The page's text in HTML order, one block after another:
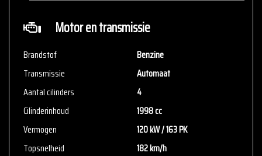
Motor en transmissie
Brandstof
Benzine
Transmissie
Automaat
Aantal cilinders
4
Cilinderinhoud
1998 cc
Vermogen
120 kW / 163 PK
Topsnelheid
182 km/h